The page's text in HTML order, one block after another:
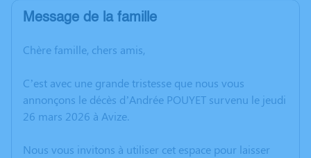
Message de la famille
Chère famille, chers amis,
C’est avec une grande tristesse que nous vous
annonçons le décès d’Andrée POUYET survenu le jeudi
26 mars 2026 à Avize.
Nous vous invitons à utiliser cet espace pour laisser